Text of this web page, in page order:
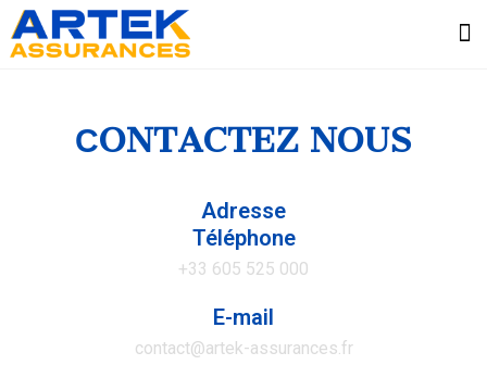
СONTACTEZ NOUS
Adresse
Téléphone
+33 605 525 000
E-mail
contact@artek-assurances.fr